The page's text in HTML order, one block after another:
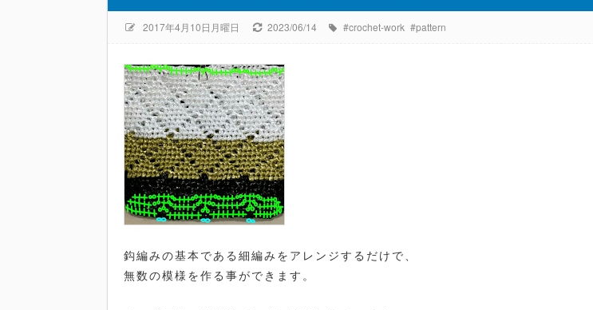
2017年4月10日月曜日 2023/06/14 #crochet-work #pattern
鈎編みの基本である細編みをアレンジするだけで、
無数の模様を作る事ができます。